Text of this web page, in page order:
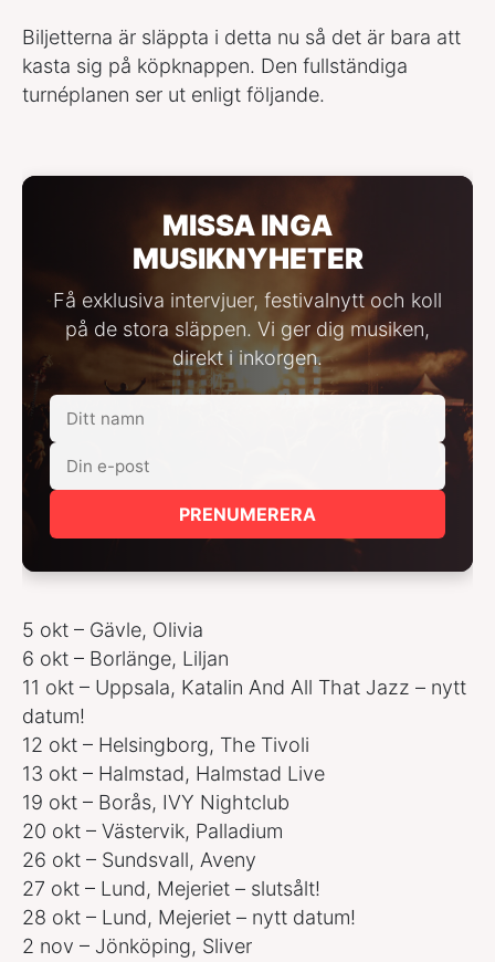
Biljetterna är släppta i detta nu så det är bara att
kasta sig på köpknappen. Den fullständiga
turnéplanen ser ut enligt följande.
MISSA INGA
MUSIKNYHETER
Få exklusiva intervjuer, festivalnytt och koll
på de stora släppen. Vi ger dig musiken,
direkt i inkorgen.
PRENUMERERA
5 okt – Gävle, Olivia
6 okt – Borlänge, Liljan
11 okt – Uppsala, Katalin And All That Jazz – nytt
datum!
12 okt – Helsingborg, The Tivoli
13 okt – Halmstad, Halmstad Live
19 okt – Borås, IVY Nightclub
20 okt – Västervik, Palladium
26 okt – Sundsvall, Aveny
27 okt – Lund, Mejeriet – slutsålt!
28 okt – Lund, Mejeriet – nytt datum!
2 nov – Jönköping, Sliver